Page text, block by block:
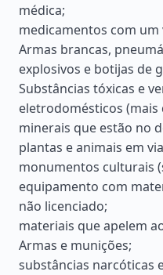
médica;
medicamentos com
Armas brancas,
explosivos e botijas de
Substâncias tóxicas e
eletrodomésticos (mais
minerais que estão no
plantas e animais em
monumentos culturais
equipamento com
não licenciado;
materiais que apelem
Armas e munições;
substâncias narcóticas